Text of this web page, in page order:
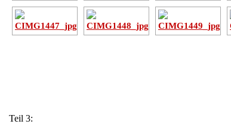
Teil 3: